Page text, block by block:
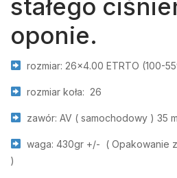
stałego
oponie.
rozmiar: 26×4.00 ETRTO (100-
rozmiar koła: 26
zawór: AV ( samochodowy ) 35
waga: 430gr +/- ( Opakowanie
)